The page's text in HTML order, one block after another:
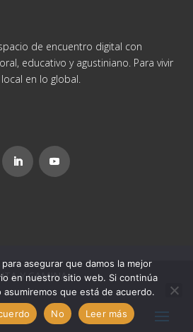
de encuentro digital con
educativo y agustiniano. Para vivir
en lo global.
Y CAMINA
asegurar que damos la mejor
en nuestro sitio web. Si continúa
que está de acuerdo.
No Leer más